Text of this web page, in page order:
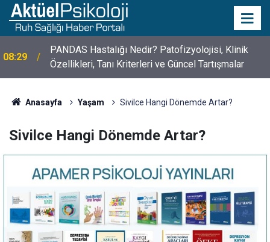
08:29
PANDAS Hastalığı Nedir? Patofizyolojisi, Klinik
Özellikleri, Tanı Kriterleri ve Güncel Tartışmalar
10:30
10 Mayıs Psikologlar Günü Nasıl Ortaya Çıktı? 10
Mayıs Tarihinin Hikayesi
Anasayfa Yaşam Sivilce Hangi Dönemde Artar?
Sivilce Hangi Dönemde Artar?